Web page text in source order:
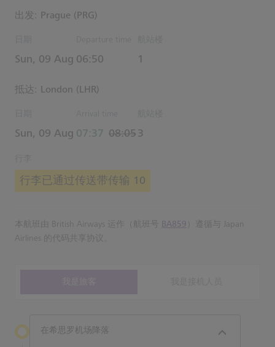
出发: Prague (PRG)
Sun, 09 Aug Estimated 时间
06:50 1
抵达: London (LHR)
Sun, 09 Aug actual 时间
07:37
Estimated 时间
08:053
行李已通过传送带传输 10
本航班由 British Airways 运作（航班号 BA859 ）遵循与 Japan
Airlines 的代码共享协议。
在希思罗机场降落